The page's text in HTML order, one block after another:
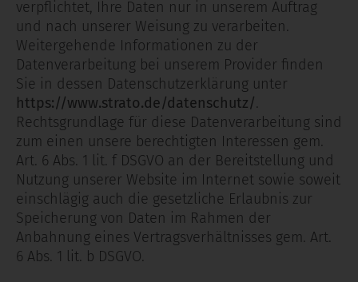
verpflichtet, Ihre Daten nur in unserem Auftrag
und nach unserer Weisung zu verarbeiten.
Weitergehende Informationen zu der
Datenverarbeitung bei unserem Provider finden
Sie in dessen Datenschutzerklärung unter
https://www.strato.de/datenschutz/.
Rechtsgrundlage für diese Datenverarbeitung sind
zum einen unsere berechtigten Interessen gem.
Art. 6 Abs. 1 lit. f DSGVO an der Bereitstellung und
Nutzung unserer Website im Internet sowie soweit
einschlägig auch die gesetzliche Erlaubnis zur
Speicherung von Daten im Rahmen der
Anbahnung eines Vertragsverhältnisses gem. Art.
6 Abs. 1 lit. b DSGVO.